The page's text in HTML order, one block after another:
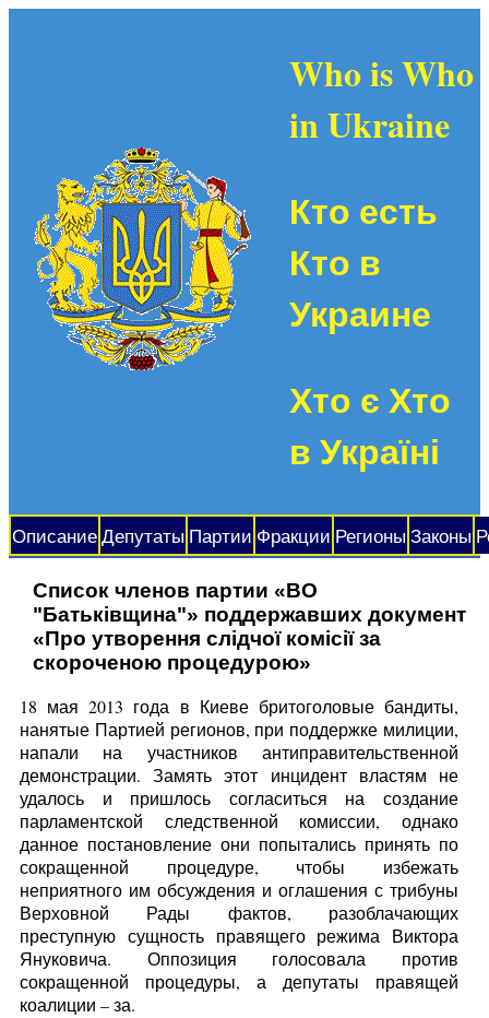
Who is Who
in Ukraine
Кто есть
Кто в
Украине
Хто є Хто
в Україні
Описание Депутаты Партии Фракции Регионы Законы
Список членов партии «ВО
"Батьківщина"» поддержавших документ
«Про утворення слідчої комісії за
скороченою процедурою»
18 мая 2013 года в Киеве бритоголовые бандиты,
нанятые Партией регионов, при поддержке милиции,
напали на участников антиправительственной
демонстрации. Замять этот инцидент властям не
удалось и пришлось согласиться на создание
парламентской следственной комиссии, однако
данное постановление они попытались принять по
сокращенной процедуре, чтобы избежать
неприятного им обсуждения и оглашения с трибуны
Верховной Рады фактов, разоблачающих
преступную сущность правящего режима Виктора
Януковича. Оппозиция голосовала против
сокращенной процедуры, а депутаты правящей
коалиции – за.